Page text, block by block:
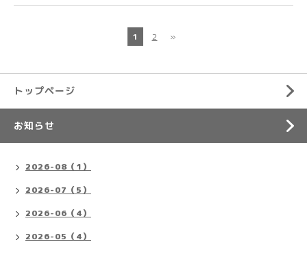
1 2 »
トップページ
お知らせ
2026-08（1）
2026-07（5）
2026-06（4）
2026-05（4）